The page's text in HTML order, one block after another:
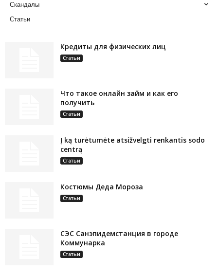
Скандалы
Статьи
Кредиты для физических лиц
Статьи
Что такое онлайн займ и как его
получить
Статьи
Į ką turėtumėte atsižvelgti renkantis sodo
centrą
Статьи
Костюмы Деда Мороза
Статьи
СЭС Санэпидемстанция в городе
Коммунарка
Статьи